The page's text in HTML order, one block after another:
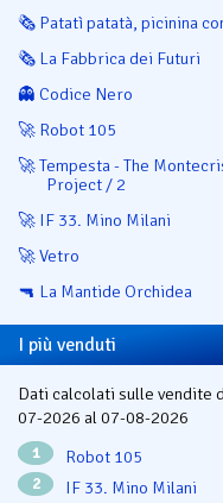
🗞️ Patatì patatà, picinina
🗞️ La Fabbrica dei Futuri
👻 Codice Nero
🚀 Robot 105
🚀 Tempesta - The
Project / 2
🚀 IF 33. Mino Milani
🚀 Vetro
🔫 La Mantide Orchidea
I più venduti
Dati calcolati sulle vendite
07-2026 al 07-08-2026
1 Robot 105
2 IF 33. Mino Milani